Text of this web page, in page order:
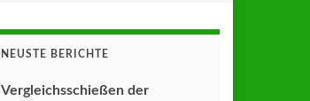
NEUSTE BERICHTE
Vergleichsschießen der